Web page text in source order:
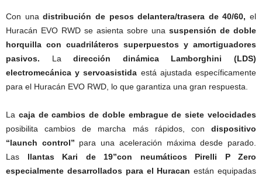
Con unadistribución de pesos delantera/trasera de 40/60, el
Huracán EVO RWD se asienta sobre una suspensión de doble
horquilla con cuadriláteros superpuestos y amortiguadores
pasivos. Ladirección dinámica Lamborghini (LDS)
electromecánica y servoasistida está ajustada específicamente
para el Huracán EVO RWD, lo que garantiza una gran respuesta.
La caja de cambios de doble embrague de siete velocidades
posibilita cambios de marcha más rápidos, con dispositivo
“launch control” para una aceleración máxima desde parado.
Las llantas Kari de 19”con neumáticos Pirelli P Zero
especialmente desarrollados para el Huracan están equipadas